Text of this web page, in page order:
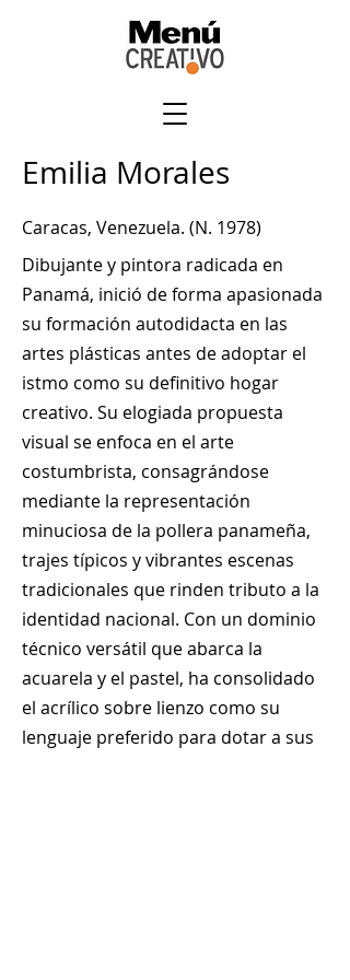
Emilia Morales
Caracas, Venezuela. (N. 1978)
Dibujante y pintora radicada en
Panamá, inició de forma apasionada
su formación autodidacta en las
artes plásticas antes de adoptar el
istmo como su definitivo hogar
creativo. Su elogiada propuesta
visual se enfoca en el arte
costumbrista, consagrándose
mediante la representación
minuciosa de la pollera panameña,
trajes típicos y vibrantes escenas
tradicionales que rinden tributo a la
identidad nacional. Con un dominio
técnico versátil que abarca la
acuarela y el pastel, ha consolidado
el acrílico sobre lienzo como su
lenguaje preferido para dotar a sus